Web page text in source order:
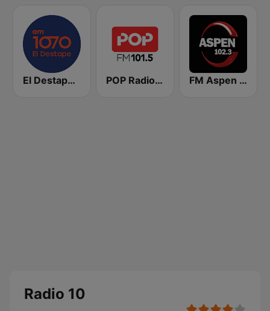
El Destape Radio POP Radio 101.5 FM Aspen 102.3
Radio 10